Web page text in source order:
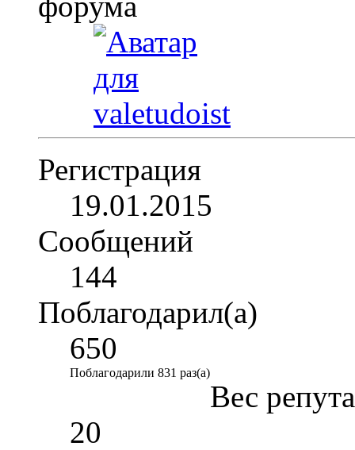
Регистрация
19.01.2015
Сообщений
144
Поблагодарил(а)
650
Поблагодарили 831 раз(а)
Вес
20